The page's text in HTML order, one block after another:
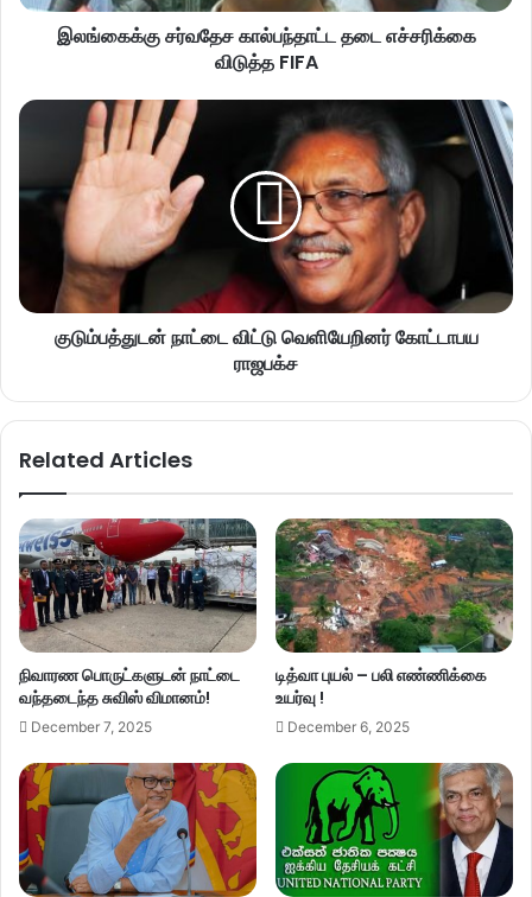
இலங்கைக்கு சர்வதேச கால்பந்தாட்ட தடை எச்சரிக்கை
விடுத்த FIFA
குடும்பத்துடன் நாட்டை விட்டு வெளியேறினர் கோட்டாபய
ராஜபக்ச
Related Articles
நிவாரண பொருட்களுடன் நாட்டை
வந்தடைந்த சுவிஸ் விமானம்!
December 7, 2025
டித்வா புயல் – பலி எண்ணிக்கை
உயர்வு !
December 6, 2025